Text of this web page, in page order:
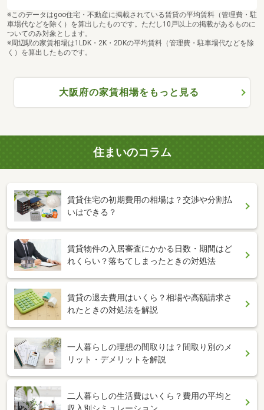
※このデータはgoo住宅・不動産に掲載されている賃貸の平均賃料（管理費・駐
車場代などを除く）を算出したものです。ただし10戸以上の掲載があるものに
ついてのみ対象とします。
※周辺駅の家賃相場は1LDK・2K・2DKの平均賃料（管理費・駐車場代などを除
く）を算出したものです。
大阪府の家賃相場をもっと見る
住まいのコラム
賃貸住宅の初期費用の相場は？交渉や分割払
いはできる？
賃貸物件の入居審査にかかる日数・期間はど
れくらい？落ちてしまったときの対処法
賃貸の退去費用はいくら？相場や高額請求さ
れたときの対処法を解説
一人暮らしの理想の間取りは？間取り別のメ
リット・デメリットを解説
二人暮らしの生活費はいくら？費用の平均と
収入別シミュレーション